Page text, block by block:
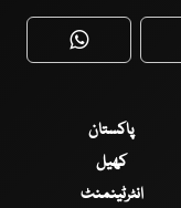
WhatsApp
پاکستان
کھیل
انٹرٹینمنٹ